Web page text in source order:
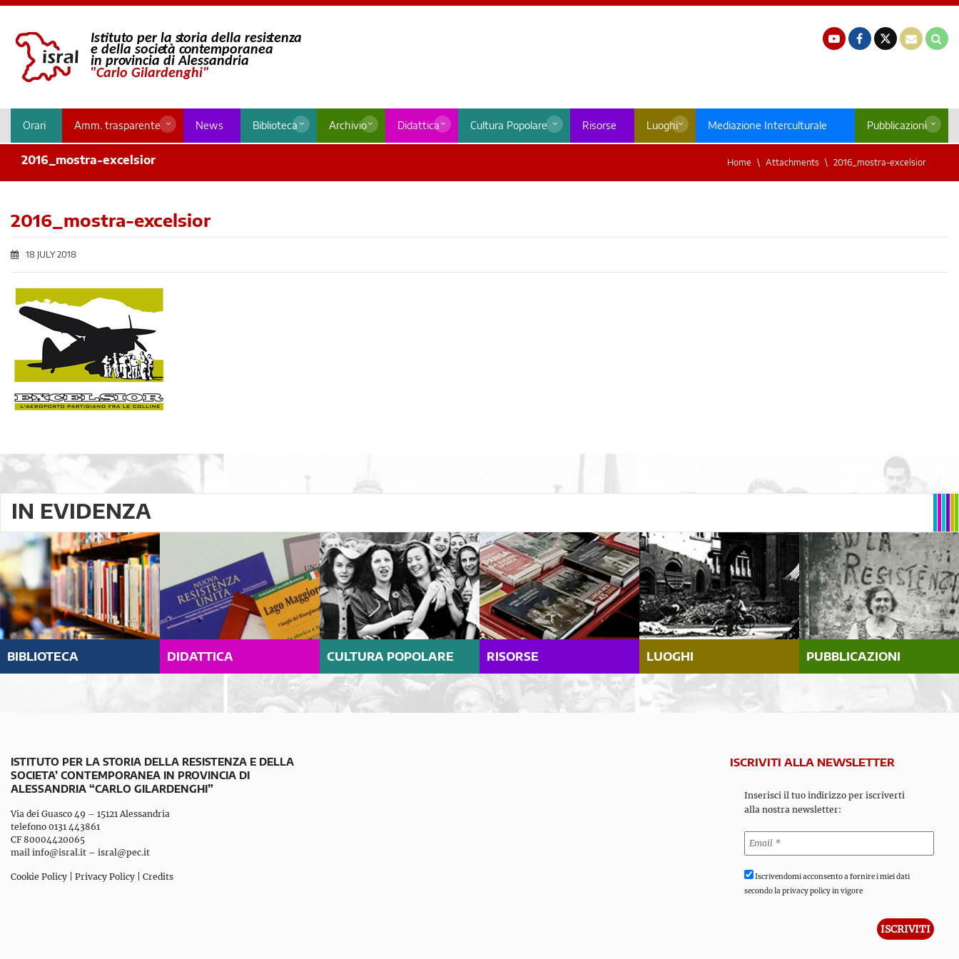
Orari Amm. trasparente News Biblioteca Archivio Didattica Cultura Popolare Risorse Luoghi Mediazione Interculturale Pubblicazioni
2016_mostra-excelsior Home Attachments 2016_mostra-excelsior
2016_mostra-excelsior
18 JULY 2018
IN EVIDENZA
BIBLIOTECA DIDATTICA CULTURA POPOLARE RISORSE LUOGHI PUBBLICAZIONI
ISTITUTO PER LA STORIA DELLA RESISTENZA E DELLA
SOCIETA’ CONTEMPORANEA IN PROVINCIA DI
ALESSANDRIA “CARLO GILARDENGHI”
Via dei Guasco 49 – 15121 Alessandria
telefono 0131 443861
CF 80004420065
mail info@isral.it – isral@pec.it
Cookie Policy Privacy Policy Credits
ISCRIVITI ALLA NEWSLETTER
Inserisci il tuo indirizzo per iscriverti
alla nostra newsletter:
Iscrivendomi acconsento a fornire i miei dati
secondo la privacy policy in vigore